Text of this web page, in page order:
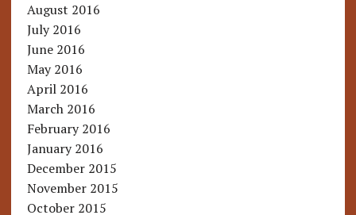
August 2016
July 2016
June 2016
May 2016
April 2016
March 2016
February 2016
January 2016
December 2015
November 2015
October 2015